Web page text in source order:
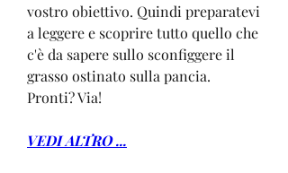
vostro obiettivo. Quindi preparatevi
a leggere e scoprire tutto quello che
c'è da sapere sullo sconfiggere il
grasso ostinato sulla pancia.
Pronti? Via!
VEDI ALTRO ...